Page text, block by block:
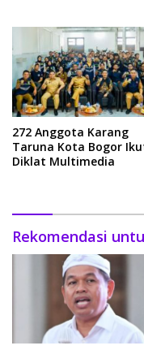
272 Anggota Karang
Taruna Kota Bogor
Diklat Multimedia
Rekomendasi